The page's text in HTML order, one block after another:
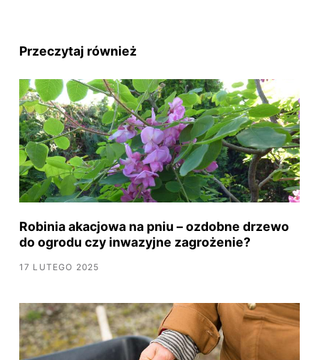
Przeczytaj również
Robinia akacjowa na pniu – ozdobne drzewo
do ogrodu czy inwazyjne zagrożenie?
17 LUTEGO 2025